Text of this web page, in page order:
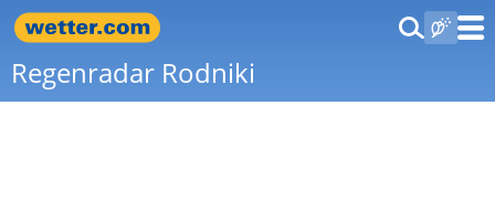
Regenradar Rodniki